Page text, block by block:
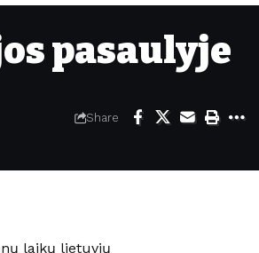
pasaulyje
Share
laikų lietuvių